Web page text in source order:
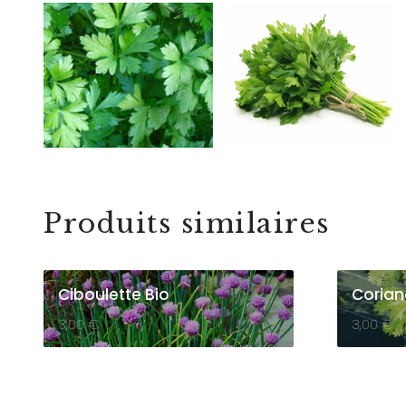
Produits similaires
Ciboulette Bio
3,00€ 3,00€